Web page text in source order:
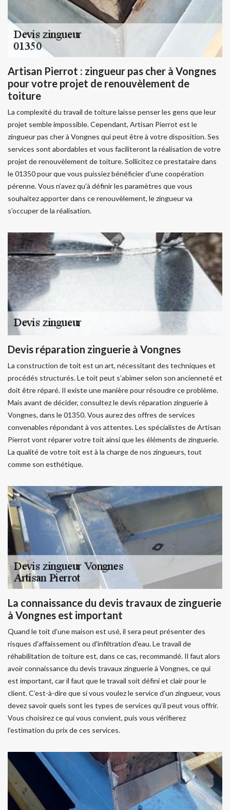
Artisan Pierrot : zingueur pas cher à Vongnes
pour votre projet de renouvèlement de
toiture
La complexité du travail de toiture laisse penser les gens que leur
projet semble impossible. Cependant, Artisan Pierrot est le
zingueur pas cher à Vongnes qui peut être à votre disposition. Ses
services sont abordables et vous faciliteront la réalisation de votre
projet de renouvèlement de toiture. Sollicitez ce prestataire dans
le 01350 pour que vous puissiez bénéficier d'une coopération
pérenne. Vous n’avez qu’à définir les paramètres que vous
souhaitez apporter dans ce renouvèlement, le zingueur va
s’occuper de la réalisation.
Devis réparation zinguerie à Vongnes
La construction de toit est un art, nécessitant des techniques et
procédés structurés. Le toit peut s’abimer selon son ancienneté et
doit être réparé. Il existe une manière pour résoudre ce problème.
Mais avant de décider, consultez le devis réparation zinguerie à
Vongnes, dans le 01350. Vous aurez des offres de services
convenables répondant à vos attentes. Les spécialistes de Artisan
Pierrot vont réparer votre toit ainsi que les éléments de zinguerie.
La qualité de votre toit est à la charge de nos zingueurs, tout
comme son esthétique.
La connaissance du devis travaux de zinguerie
à Vongnes est important
Quand le toit d’une maison est usé, il sera peut présenter des
risques d'affaissement ou d'infiltration d'eau. Le travail de
réhabilitation de toiture est, dans ce cas, recommandé. Il faut alors
avoir connaissance du devis travaux zinguerie à Vongnes, ce qui
est important, car il faut que le travail soit défini et clair pour le
client. C’est-à-dire que si vous voulez le service d’un zingueur, vous
devez savoir quels sont les types de services qu’il peut vous offrir.
Vous choisirez ce qui vous convient, puis vous vérifierez
l’estimation du prix de ces services.